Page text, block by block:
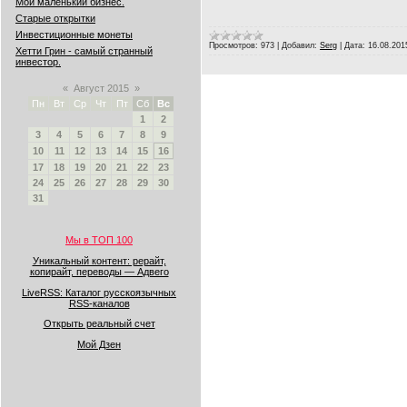
Старые открытки
Инвестиционные монеты
Хетти Грин - самый странный
инвестор.
« Август 2015 »
Пн
Вт Ср Чт Пт Сб
Вс
1
2
3
4 5 6 7 8
9
10
11 12 13 14 15
16
17
18 19 20 21 22
23
24
25 26 27 28 29
30
31
Мы в ТОП 100
Уникальный контент: рерайт,
копирайт, переводы — Адвего
LiveRSS: Каталог русскоязычных
RSS-каналов
Открыть реальный счет
Мой Дзен
Просмотров: 973 Добавил: Serg Дата: